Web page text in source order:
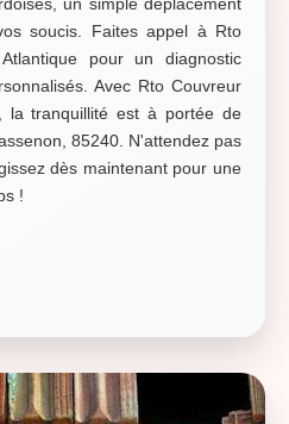
soucis. Faites appel à Rto
pour un diagnostic
Avec Rto Couvreur
la tranquillité est à portée de
85240. N'attendez pas
dès maintenant pour une
!